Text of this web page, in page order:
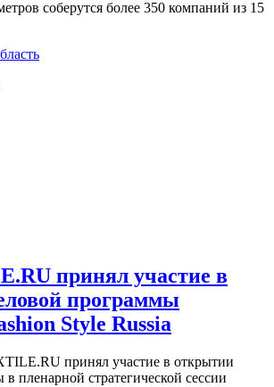
соберутся более 350 компаний из 15
принял участие в
программы
Style Russia
принял участие в открытии
пленарной стратегической сессии